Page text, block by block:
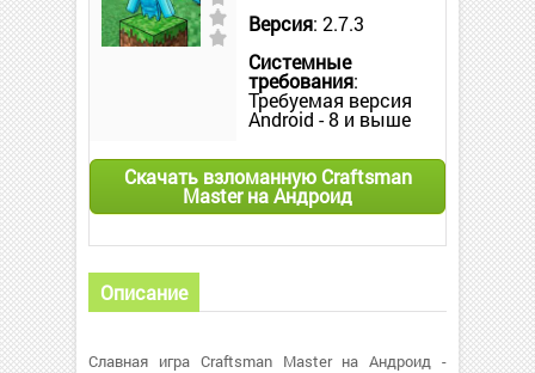
Версия: 2.7.3
Системные
требования:
Требуемая версия
Android - 8 и выше
Скачать взломанную Craftsman
Master на Андроид
Описание
Славная игра Craftsman Master на Андроид -